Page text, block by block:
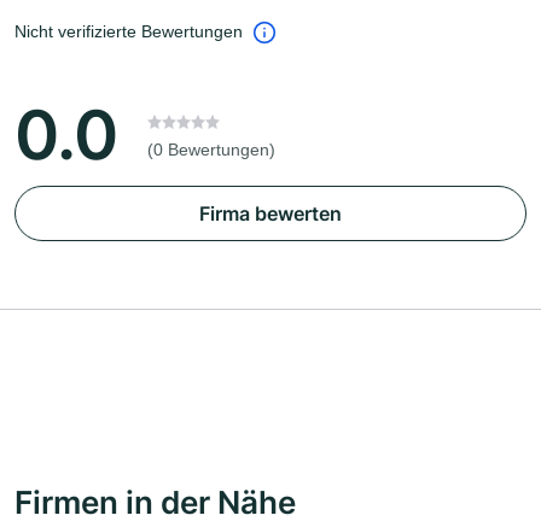
Nicht verifizierte Bewertungen
0.0 (0 Bewertungen)
Firma bewerten
Firmen in der Nähe